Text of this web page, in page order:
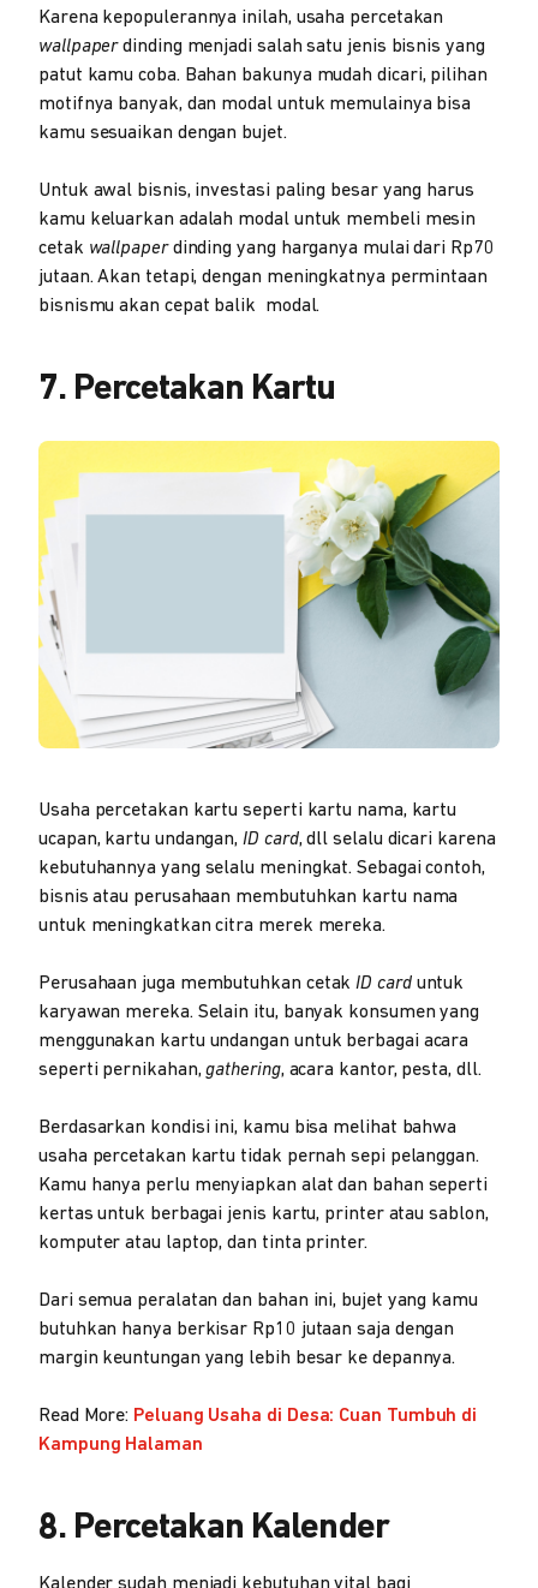
Karena kepopulerannya inilah, usaha percetakan
wallpaperdinding menjadi salah satu jenis bisnis yang
patut kamu coba. Bahan bakunya mudah dicari, pilihan
motifnya banyak, dan modal untuk memulainya bisa
kamu sesuaikan dengan bujet.
Untuk awal bisnis, investasi paling besar yang harus
kamu keluarkan adalah modal untuk membeli mesin
cetak wallpaperdinding yang harganya mulai dari Rp70
jutaan. Akan tetapi, dengan meningkatnya permintaan
bisnismu akan cepat balik modal.
7. Percetakan Kartu
Usaha percetakan kartu seperti kartu nama, kartu
ucapan, kartu undangan,ID card, dll selalu dicari karena
kebutuhannya yang selalu meningkat. Sebagai contoh,
bisnis atau perusahaan membutuhkan kartu nama
untuk meningkatkan citra merek mereka.
Perusahaan juga membutuhkan cetakID carduntuk
karyawan mereka. Selain itu, banyak konsumen yang
menggunakan kartu undangan untuk berbagai acara
seperti pernikahan,gathering, acara kantor, pesta, dll.
Berdasarkan kondisi ini, kamu bisa melihat bahwa
usaha percetakan kartu tidak pernah sepi pelanggan.
Kamu hanya perlu menyiapkan alat dan bahan seperti
kertas untuk berbagai jenis kartu, printer atau sablon,
komputer atau laptop, dan tinta printer.
Dari semua peralatan dan bahan ini, bujet yang kamu
butuhkan hanya berkisar Rp10 jutaan saja dengan
margin keuntungan yang lebih besar ke depannya.
Read More: Peluang Usaha di Desa: Cuan Tumbuh di
Kampung Halaman
8. Percetakan Kalender